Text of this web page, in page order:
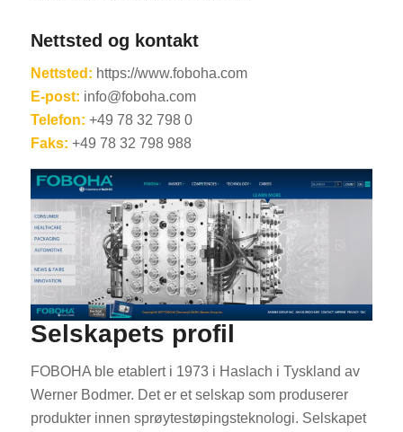
Nettsted og kontakt
Nettsted: https://www.foboha.com
E-post: info@foboha.com
Telefon: +49 78 32 798 0
Faks: +49 78 32 798 988
Selskapets profil
FOBOHA ble etablert i 1973 i Haslach i Tyskland av
Werner Bodmer. Det er et selskap som produserer
produkter innen sprøytestøpingsteknologi. Selskapet